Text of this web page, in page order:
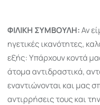
ΦΙΛΙΚΗ ΣΥΜΒΟΥΛΗ:Αν
ηγετικές ικανότητες,
εξής: Υπάρχουν κοντά
άτομα αντιδραστικά,
εναντιώνονται και μας
αντιρρήσεις τους και